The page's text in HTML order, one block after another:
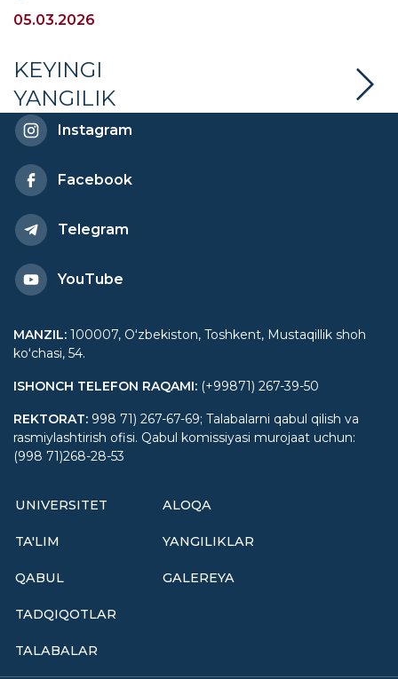
05.03.2026
KEYINGI
YANGILIK
Instagram
Facebook
Telegram
YouTube
MANZIL: 100007, Oʻzbekiston, Toshkent, Mustaqillik shoh
koʻchasi, 54.
ISHONCH TELEFON RAQAMI: (+99871) 267-39-50
REKTORAT: 998 71) 267-67-69; Talabalarni qabul qilish va
rasmiylashtirish ofisi. Qabul komissiyasi murojaat uchun:
(998 71)268-28-53
UNIVERSITET
TA'LIM
QABUL
TADQIQOTLAR
TALABALAR
ALOQA
YANGILIKLAR
GALEREYA